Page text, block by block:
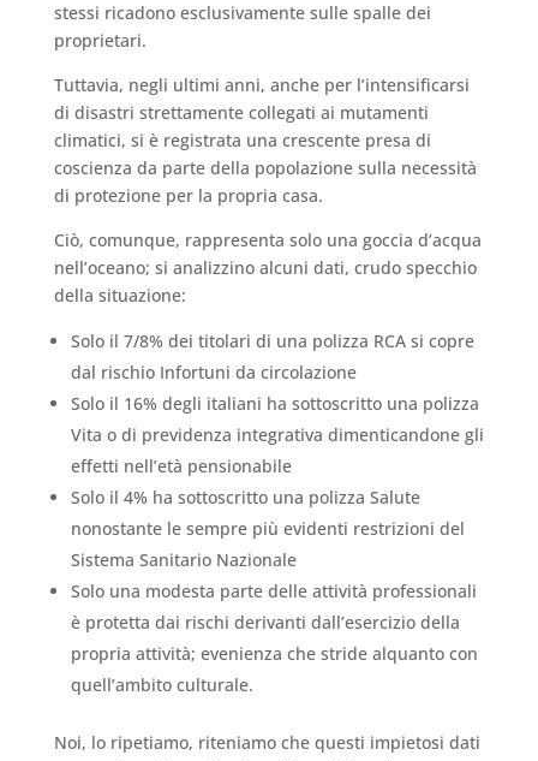
stessi ricadono esclusivamente sulle spalle dei
proprietari.
Tuttavia, negli ultimi anni, anche per l’intensificarsi
di disastri strettamente collegati ai mutamenti
climatici, si è registrata una crescente presa di
coscienza da parte della popolazione sulla necessità
di protezione per la propria casa.
Ciò, comunque, rappresenta solo una goccia d’acqua
nell’oceano; si analizzino alcuni dati, crudo specchio
della situazione:
Solo il 7/8% dei titolari di una polizza RCA si copre
dal rischio Infortuni da circolazione
Solo il 16% degli italiani ha sottoscritto una polizza
Vita o di previdenza integrativa dimenticandone gli
effetti nell’età pensionabile
Solo il 4% ha sottoscritto una polizza Salute
nonostante le sempre più evidenti restrizioni del
Sistema Sanitario Nazionale
Solo una modesta parte delle attività professionali
è protetta dai rischi derivanti dall’esercizio della
propria attività; evenienza che stride alquanto con
quell’ambito culturale.
Noi, lo ripetiamo, riteniamo che questi impietosi dati